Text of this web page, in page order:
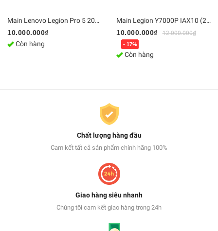
Main Lenovo Legion Pro 5 2025 (R9000P) Ryzen 9 8945HX, RTX 5070 8GB | DDR5 Bo mạch chủ Zin [Chính Hãng]
10.000.000₫
Còn hàng
Main Legion Y7000P IAX10 (2025), Legion 5 16IAX10, Ultra 7 255HX RTX 5060/5070, NM-G581 | DDR5 Bo mạch chủ Zin [Chính Hãng]
10.000.000₫
12.000.000₫
- 17%
Còn hàng
Chất lượng hàng đầu
Cam kết tất cả sản phẩm chính hãng 100%
Giao hàng siêu nhanh
Chúng tôi cam kết giao hàng trong 24h